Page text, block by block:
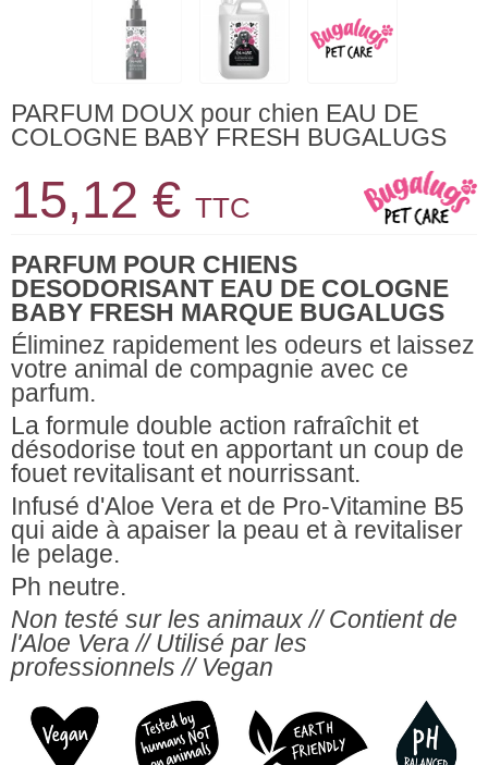
PARFUM DOUX pour chien EAU DE
COLOGNE BABY FRESH BUGALUGS
15,12 € TTC
PARFUM POUR CHIENS
DESODORISANT EAU DE COLOGNE
BABY FRESH MARQUE BUGALUGS
Éliminez rapidement les odeurs et laissez
votre animal de compagnie avec ce
parfum.
La formule double action rafraîchit et
désodorise tout en apportant un coup de
fouet revitalisant et nourrissant.
Infusé d'Aloe Vera et de Pro-Vitamine B5
qui aide à apaiser la peau et à revitaliser
le pelage.
Ph neutre.
Non testé sur les animaux // Contient de
l'Aloe Vera // Utilisé par les
professionnels // Vegan